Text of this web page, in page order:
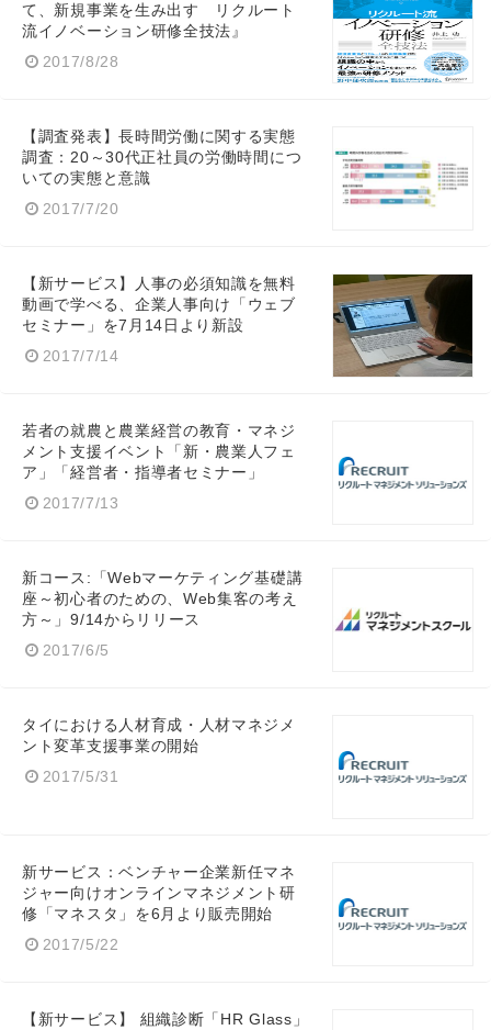
て、新規事業を生み出す リクルート
流イノベーション研修全技法』
2017/8/28
【調査発表】長時間労働に関する実態
調査：20～30代正社員の労働時間につ
いての実態と意識
2017/7/20
【新サービス】人事の必須知識を無料
動画で学べる、企業人事向け「ウェブ
セミナー」を7月14日より新設
2017/7/14
若者の就農と農業経営の教育・マネジ
メント支援イベント「新・農業人フェ
ア」「経営者・指導者セミナー」
2017/7/13
新コース:「Webマーケティング基礎講
座～初心者のための、Web集客の考え
方～」9/14からリリース
2017/6/5
タイにおける人材育成・人材マネジメ
ント変革支援事業の開始
2017/5/31
新サービス：ベンチャー企業新任マネ
ジャー向けオンラインマネジメント研
修「マネスタ」を6月より販売開始
2017/5/22
【新サービス】 組織診断「HR Glass」